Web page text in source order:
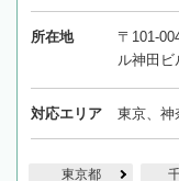
所在地
〒101-
ル神田ビ
対応エリア 東京、神
東京都